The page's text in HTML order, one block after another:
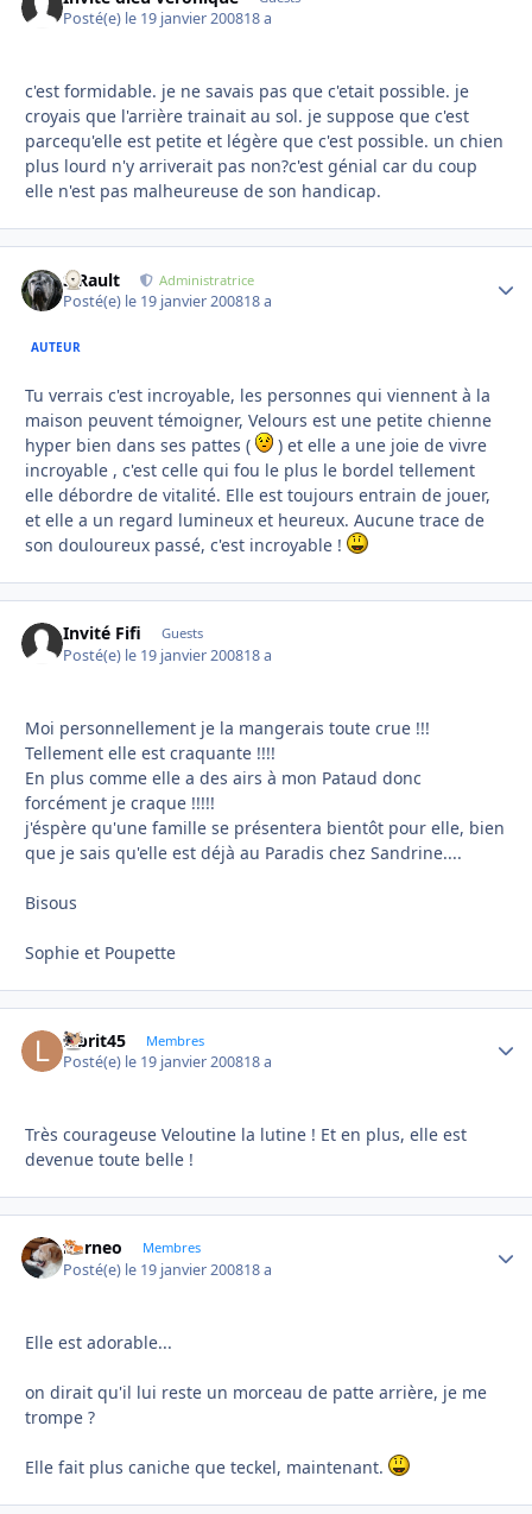
Posté(e) le 19 janvier 200818 a
c'est formidable. je ne savais pas que c'etait possible. je
croyais que l'arrière trainait au sol. je suppose que c'est
parcequ'elle est petite et légère que c'est possible. un chien
plus lourd n'y arriverait pas non?c'est génial car du coup
elle n'est pas malheureuse de son handicap.
S.Rault Administratrice
Posté(e) le 19 janvier 200818 a
AUTEUR
Tu verrais c'est incroyable, les personnes qui viennent à la
maison peuvent témoigner, Velours est une petite chienne
hyper bien dans ses pattes (
) et elle a une joie de vivre
incroyable , c'est celle qui fou le plus le bordel tellement
elle débordre de vitalité. Elle est toujours entrain de jouer,
et elle a un regard lumineux et heureux. Aucune trace de
son douloureux passé, c'est incroyable !
Invité Fifi Guests
Posté(e) le 19 janvier 200818 a
Moi personnellement je la mangerais toute crue !!!
Tellement elle est craquante !!!!
En plus comme elle a des airs à mon Pataud donc
forcément je craque !!!!!
j'éspère qu'une famille se présentera bientôt pour elle, bien
que je sais qu'elle est déjà au Paradis chez Sandrine....
Bisous
Sophie et Poupette
labrit45 Membres
Posté(e) le 19 janvier 200818 a
Très courageuse Veloutine la lutine ! Et en plus, elle est
devenue toute belle !
borneo Membres
Posté(e) le 19 janvier 200818 a
Elle est adorable...
on dirait qu'il lui reste un morceau de patte arrière, je me
trompe ?
Elle fait plus caniche que teckel, maintenant.